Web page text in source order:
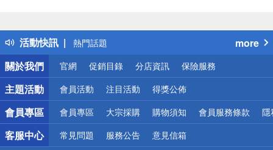
活動快訊
得獎公告
熱門話題
銀行優惠
偏遠地區配送
詐騙網頁！請小心！
more
關於我們
官網 促銷目錄 分店資訊 保險服務
主題活動 會員活動 注目活動 得獎公佈
會員專區 會員專區 大宗採購 購物須知 會員服務條款 隱
客服中心 常見問題 服務公告 意見信箱